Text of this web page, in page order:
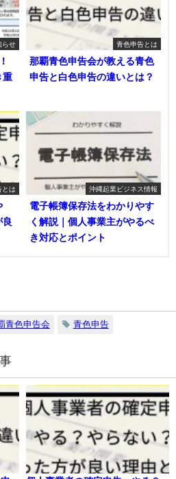
らせ
重
青色申告とは
那覇青色申告会が教える青色
申告と白色申告の違いとは？
とは
良
沖縄起業ビジネス情報
電子帳簿保存法をわかりやす
く解説｜個人事業主がやるべ
き対応とポイント
青色申告会 青色申告